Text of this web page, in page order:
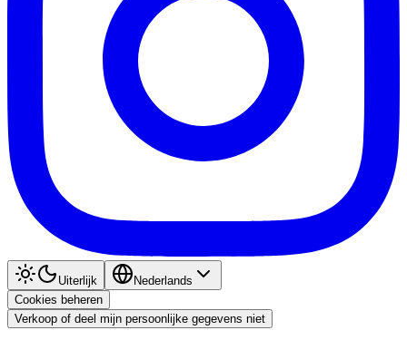
Uiterlijk
Nederlands
Cookies beheren
Verkoop of deel mijn persoonlijke gegevens niet